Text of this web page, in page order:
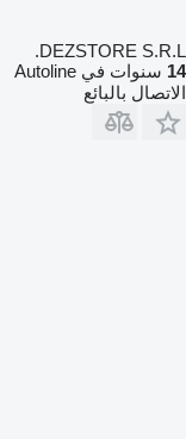
DEZSTORE S.R.L.
14 سنوات في Autoline
الاتصال بالبائع